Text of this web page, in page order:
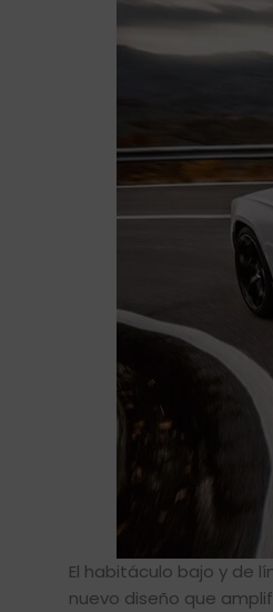
El habitáculo bajo y de
nuevo diseño que